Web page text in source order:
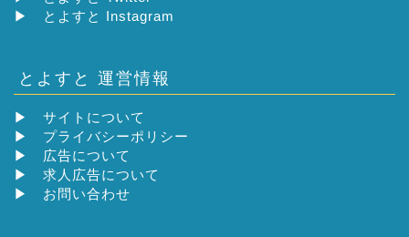
▶
とよすと Instagram
とよすと 運営情報
▶ サイトについて
▶ プライバシーポリシー
▶ 広告について
▶ 求人広告について
▶ お問い合わせ